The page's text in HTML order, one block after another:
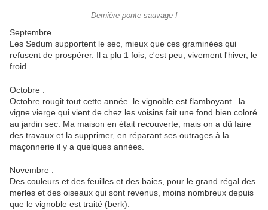
Dernière ponte sauvage !
Septembre
Les Sedum supportent le sec, mieux que ces graminées qui
refusent de prospérer. Il a plu 1 fois, c'est peu, vivement l'hiver, le
froid...
Octobre :
Octobre rougit tout cette année. le vignoble est flamboyant. la
vigne vierge qui vient de chez les voisins fait une fond bien coloré
au jardin sec. Ma maison en était recouverte, mais on a dû faire
des travaux et la supprimer, en réparant ses outrages à la
maçonnerie il y a quelques années.
Novembre :
Des couleurs et des feuilles et des baies, pour le grand régal des
merles et des oiseaux qui sont revenus, moins nombreux depuis
que le vignoble est traité (berk).